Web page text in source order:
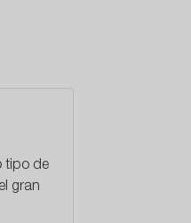
tipo de
gran